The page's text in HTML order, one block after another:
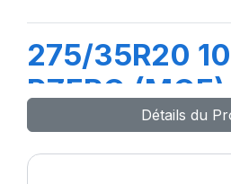
275/35R20
PZERO (MOE)
Détails du